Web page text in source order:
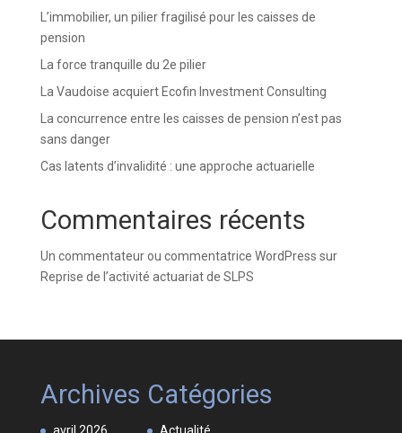
L’immobilier, un pilier fragilisé pour les caisses de
pension
La force tranquille du 2e pilier
La Vaudoise acquiert Ecofin Investment Consulting
La concurrence entre les caisses de pension n’est pas
sans danger
Cas latents d’invalidité : une approche actuarielle
Commentaires récents
Un commentateur ou commentatrice WordPress sur
Reprise de l’activité actuariat de SLPS
Archives Catégories